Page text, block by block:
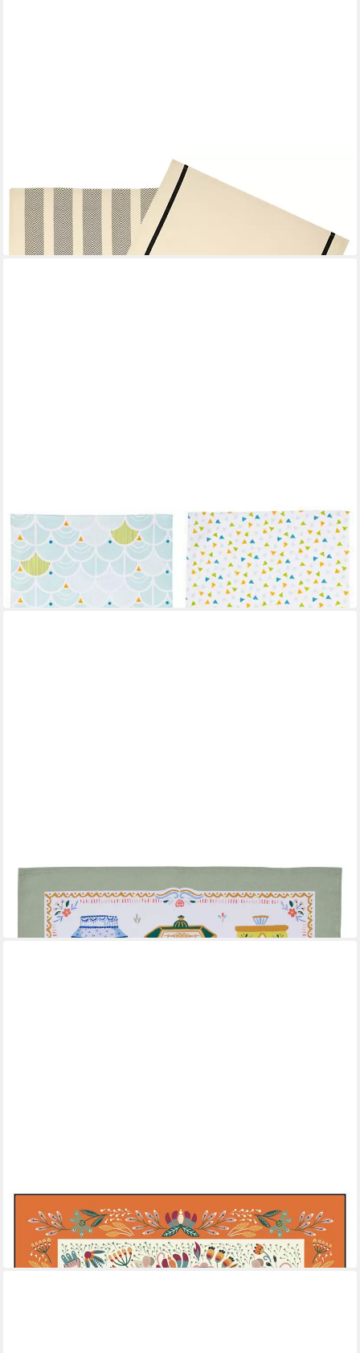
Geschirrtuch Top Dog BBQ
17,95 € 23,95 €
-25%
in 4-5 Werktagen bei dir
ULSTER WEAVERS
Geschirrtuch South Beach & Confetti
12,95 € 21,95 €
-41%
in 4-5 Werktagen bei dir
ULSTER WEAVERS
Geschirrtuch Tea Tins
11,95 €
in 4-5 Werktagen bei dir
Geschirrtuch Field Mice
11,95 €
in 4-5 Werktagen bei dir